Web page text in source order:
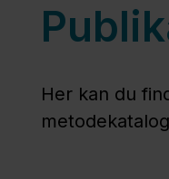
Her kan du